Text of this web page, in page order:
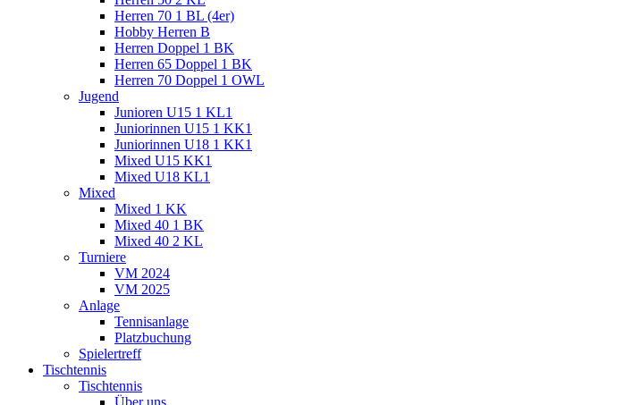
Herren 70 1 BL (4er)
Hobby Herren B
Herren Doppel 1 BK
Herren 65 Doppel 1 BK
Herren 70 Doppel 1 OWL
Jugend
Junioren U15 1 KL1
Juniorinnen U15 1 KK1
Juniorinnen U18 1 KK1
Mixed U15 KK1
Mixed U18 KL1
Mixed
Mixed 1 KK
Mixed 40 1 BK
Mixed 40 2 KL
Turniere
VM 2024
VM 2025
Anlage
Tennisanlage
Platzbuchung
Spielertreff
Tischtennis
Tischtennis
Über uns